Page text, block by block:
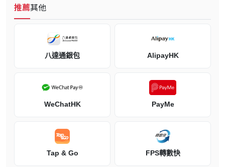
的選擇，並想辦法生存下來。最終，只有您能決定自己將成為什麼樣
的掠手，以及您能走得多遠。
探索身臨其境的世界
遊戲發售時，玩家可探索四張不同的地圖，隨著地下社會持續發展擴
打擊的歷史，留下或新或舊的衝突痕跡。在慢慢被自然綠意重新佔領
的遺跡中尋找珍貴的搜刮品，並一步步拼湊出歷史。不斷變化的地圖
條件讓每一輪都獨一無二，各種不同天氣、敵人和機器都增加了過程
在這個強調無畏行動和冒險血性的社會，是否要把物品佔為己有，一
推薦其他
八達通銀包 AlipayHK
WeChatHK PayMe
Tap & Go FPS轉數快